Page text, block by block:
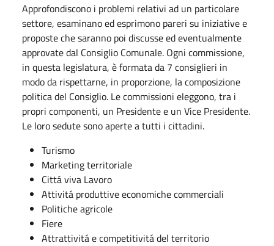
Approfondiscono i problemi relativi ad un particolare
settore, esaminano ed esprimono pareri su iniziative e
proposte che saranno poi discusse ed eventualmente
approvate dal Consiglio Comunale. Ogni commissione,
in questa legislatura, è formata da 7 consiglieri in
modo da rispettarne, in proporzione, la composizione
politica del Consiglio. Le commissioni eleggono, tra i
propri componenti, un Presidente e un Vice Presidente.
Le loro sedute sono aperte a tutti i cittadini.
Turismo
Marketing territoriale
Cittá viva Lavoro
Attivitá produttive economiche commerciali
Politiche agricole
Fiere
Attrattivitá e competitivitá del territorio